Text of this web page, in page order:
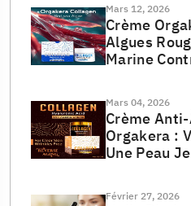
Mars 12, 2026
Crème
Algues
Marine
Mars 04, 2026
Crème
Orgakera :
Une Peau
Février 27, 2026